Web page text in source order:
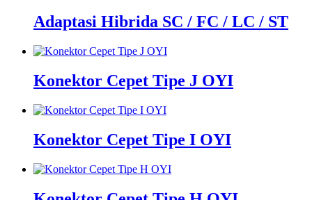
Adaptasi Hibrida SC / FC / LC / ST
Konektor Cepet Tipe J OYI
Konektor Cepet Tipe I OYI